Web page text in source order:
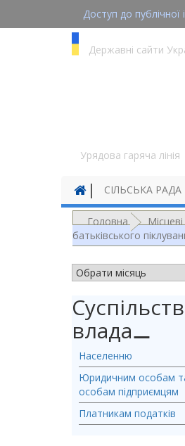
Доступ до публічної
Державні сайти
Урядова гаряча лінія
СІЛЬСЬКА РАДА
Головна
батьківського
АРХІВ НОВИН
влада⚊
Населенню
Юридичним особам
особам підприємцям
Платникам податків